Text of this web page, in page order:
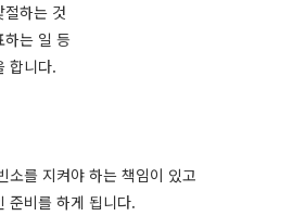
하는 것
하는 일 등
합니다.
소를 지켜야 하는 책임이 있고
준비를 하게 됩니다.